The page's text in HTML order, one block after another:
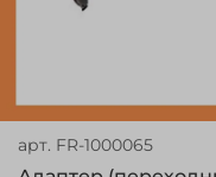
арт. FR-1000065